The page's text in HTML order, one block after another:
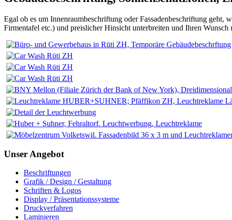
Egal ob es um Innenraumbeschriftung oder Fassadenbeschriftung
Firmentafel etc.) und preislicher Hinsicht unterbreiten und Ihren
Unser Angebot
Beschriftungen
Grafik / Design / Gestaltung
Schriften & Logos
Display / Präsentationssysteme
Druckverfahren
Laminieren